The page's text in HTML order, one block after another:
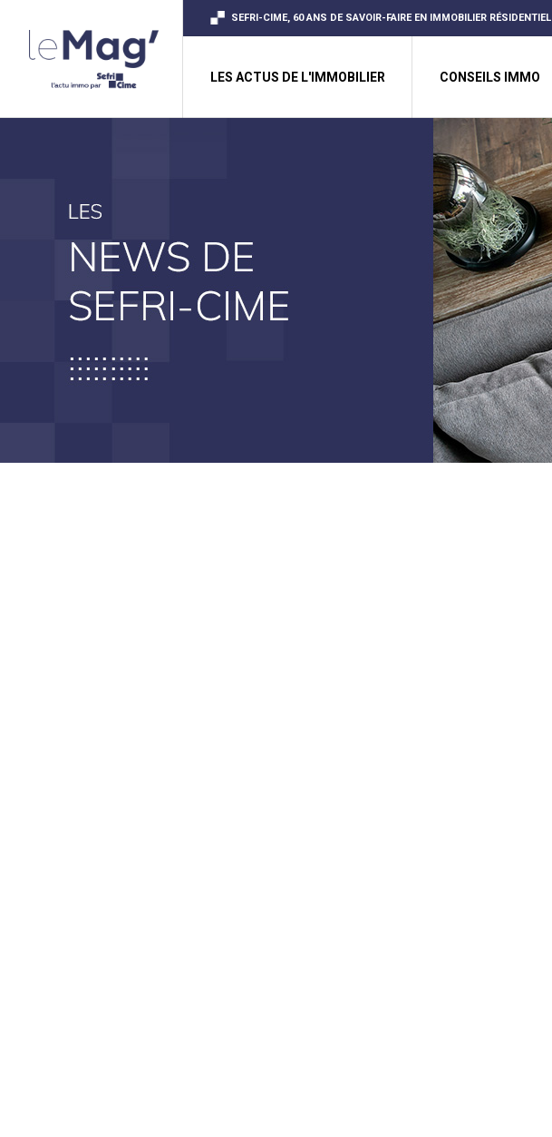
SEFRI-CIME, 60 ANS DE SAVOIR-FAIRE EN IMMOBILIER RÉSIDENTIEL
LES ACTUS DE L'IMMOBILIER CONSEILS IMMO